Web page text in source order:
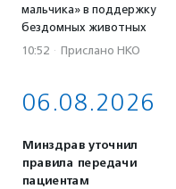
мальчика» в поддержку
бездомных животных
10:52 · Прислано НКО
06.08.2026
Минздрав уточнил
правила передачи
пациентам